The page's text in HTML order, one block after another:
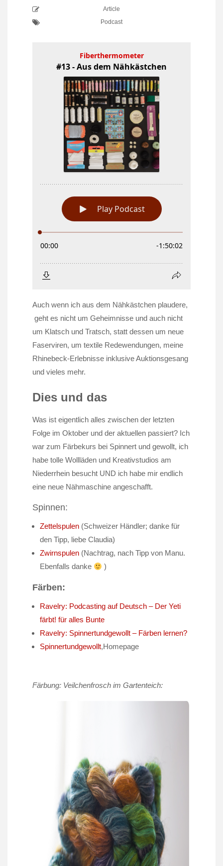
Article
Podcast
Auch wenn ich aus dem Nähkästchen plaudere,
geht es nicht um Geheimnisse und auch nicht
um Klatsch und Tratsch, statt dessen um neue
Faserviren, um textile Redewendungen, meine
Rhinebeck-Erlebnisse inklusive Auktionsgesang
und vieles mehr.
Dies und das
Was ist eigentlich alles zwischen der letzten
Folge im Oktober und der aktuellen passiert? Ich
war zum Färbekurs bei Spinnert und gewollt, ich
habe tolle Wollläden und Kreativstudios am
Niederrhein besucht UND ich habe mir endlich
eine neue Nähmaschine angeschafft.
Spinnen:
Zettelspulen (Schweizer Händler; danke für
den Tipp, liebe Claudia)
Zwirnspulen (Nachtrag, nach Tipp von Manu.
Ebenfalls danke
)
Färben:
Ravelry: Podcasting auf Deutsch – Der Yeti
färbt! für alles Bunte
Ravelry: Spinnertundgewollt – Färben lernen?
Spinnertundgewollt,Homepage
Färbung: Veilchenfrosch im Gartenteich: